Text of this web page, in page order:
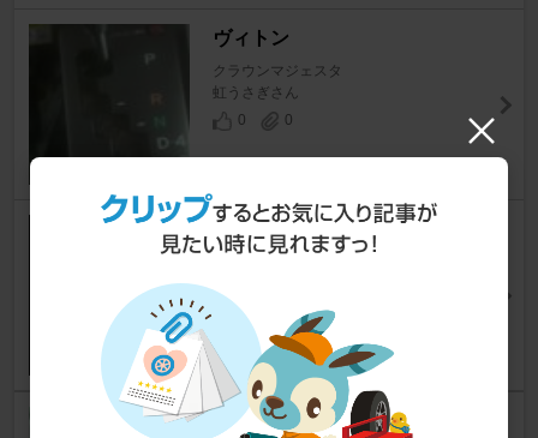
ヴィトン
クラウンマジェスタ
虹うさぎさん
0
0
シフトパネルスイッチ白色LED
化
クラウンマジェスタ
3Ringさん
0
セルシオゲート移植後パネルを